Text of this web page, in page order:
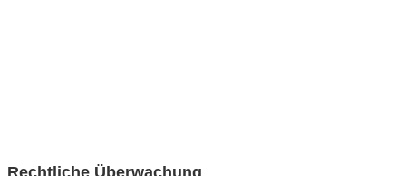
Rechtliche Überwachung